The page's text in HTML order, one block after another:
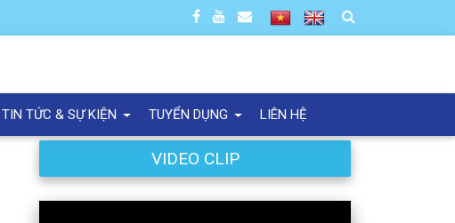
TIN TỨC & SỰ KIỆN TUYỂN DỤNG LIÊN HỆ
VIDEO CLIP